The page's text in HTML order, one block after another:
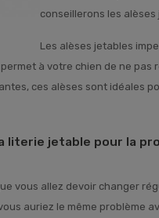
conseillerons les alèses
Les alèses jetables
à votre chien de ne
ces alèses sont idéales
literie jetable pour la
vous allez devoir changer
auriez le même problème